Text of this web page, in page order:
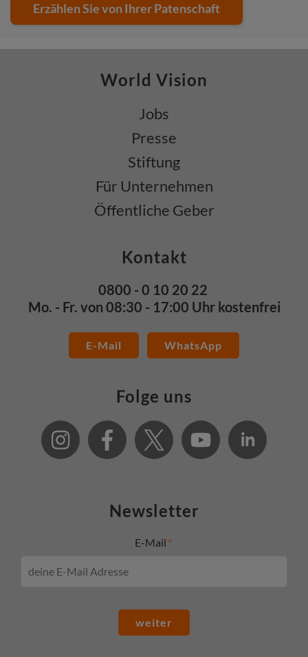
Erzählen Sie von Ihrer Patenschaft
World Vision
Jobs
Presse
Stiftung
Für Unternehmen
Öffentliche Geber
Kontakt
0800 - 0 10 20 22
Mo. - Fr. von 08:30 - 17:00 Uhr kostenfrei
E-Mail WhatsApp
Folge uns
Newsletter
E-Mail
weiter